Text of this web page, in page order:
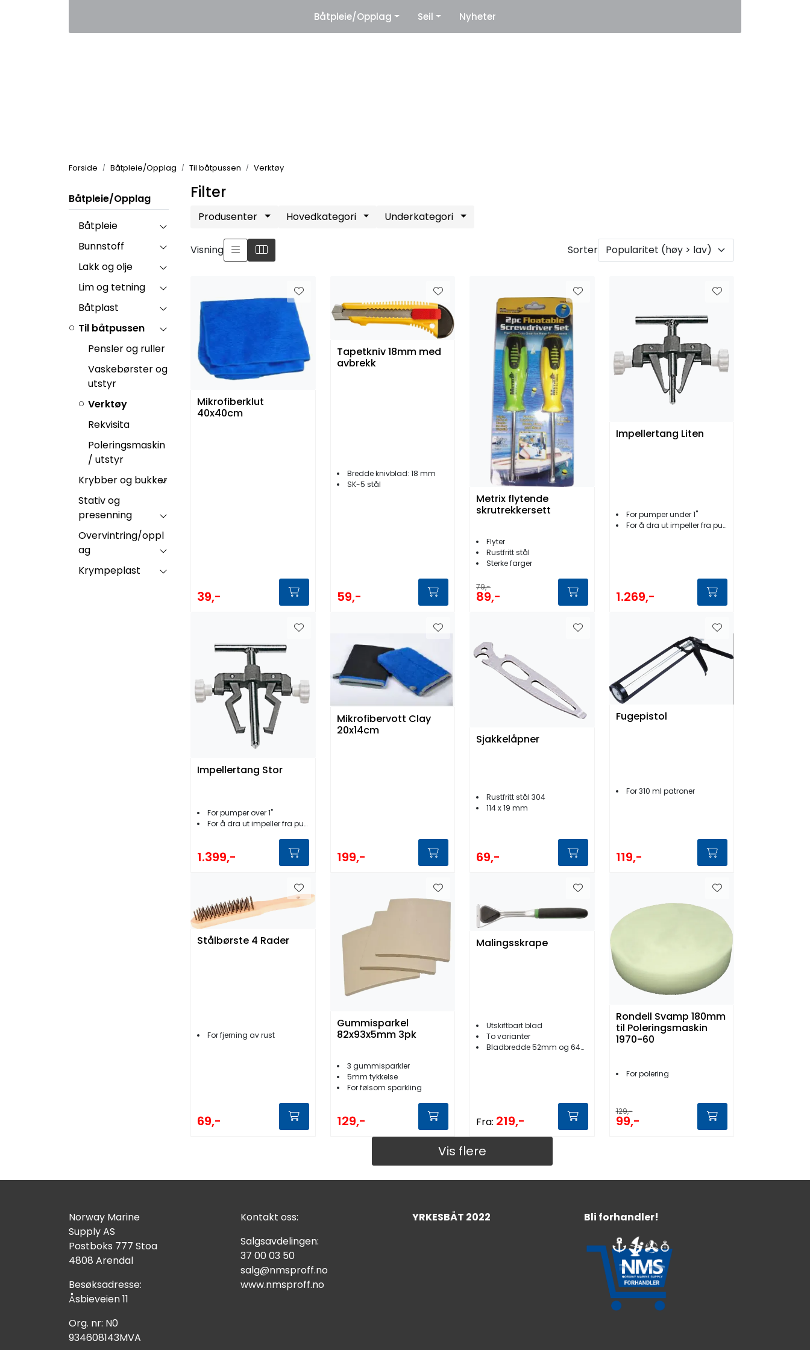
Leverandører
Båtpleie/Opplag Seil Nyheter
Forside Båtpleie/Opplag Til båtpussen Verktøy
Båtpleie/Opplag
Båtpleie
Bunnstoff
Lakk og olje
Lim og tetning
Båtplast
Til båtpussen
Pensler og ruller
Vaskebørster og
utstyr
Verktøy
Rekvisita
Poleringsmaskin
/ utstyr
Krybber og bukker
Stativ og
presenning
Overvintring/oppl
ag
Krympeplast
Filter
Produsenter Hovedkategori Underkategori
Visning Sorter
Mikrofiberklut
40x40cm
39,-
Tapetkniv 18mm med
avbrekk
Bredde knivblad: 18 mm
SK-5 stål
59,-
Metrix flytende
skrutrekkersett
Flyter
Rustfritt stål
Sterke farger
79,-
89,-
Impellertang Liten
For pumper under 1''
For å dra ut impeller fra pumpehus
1.269,-
Impellertang Stor
For pumper over 1''
For å dra ut impeller fra pumpehus
1.399,-
Mikrofibervott Clay
20x14cm
199,-
Sjakkelåpner
Rustfritt stål 304
114 x 19 mm
69,-
Fugepistol
For 310 ml patroner
119,-
Stålbørste 4 Rader
For fjerning av rust
69,-
Gummisparkel
82x93x5mm 3pk
3 gummisparkler
5mm tykkelse
For følsom sparkling
129,-
Malingsskrape
Utskiftbart blad
To varianter
Bladbredde 52mm og 64mm
Fra: 219,-
Rondell Svamp 180mm
til Poleringsmaskin
1970-60
For polering
129,-
99,-
Vis flere
Norway Marine
Supply AS
Postboks 777 Stoa
4808 Arendal
Besøksadresse:
Åsbieveien 11
Org. nr: N0
934608143MVA
Kontakt oss:
Salgsavdelingen:
37 00 03 50
salg@nmsproff.no
www.nmsproff.no
YRKESBÅT 2022 Bli forhandler!